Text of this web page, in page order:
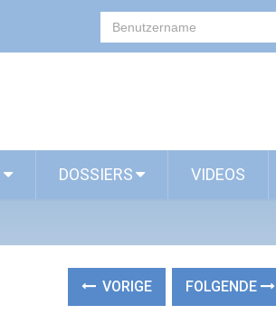
DOSSIERS VIDEOS
VORIGE FOLGENDE